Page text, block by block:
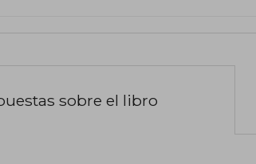
sobre el libro